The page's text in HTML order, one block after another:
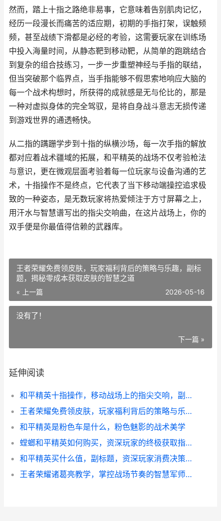
然而，踏上十指之路绝非易事，它意味着告别肌肉记忆，
经历一段漫长而痛苦的适应期，初期的手指打架，误触频
频，甚至战绩下滑都是必经的考验，这需要玩家在训练场
中投入海量时间，从静态靶到移动靶，从简单的跑跳结合
到复杂的组合技练习，一步一步重塑神经与手指的联结，
但当突破那个临界点，当手指能够不假思索地响应大脑的
每一个战术构想时，所获得的成就感是无与伦比的，那是
一种对虚拟身体的完全驾驭，是将自身战斗意志无损传递
到游戏世界的通透畅快。
从二指的蹒跚学步到十指的纵横沙场，每一次手指的解放
都对应着战术疆域的拓展，和平精英的战场不仅考验枪法
与意识，更在微观层面考验着每一位玩家与设备沟通的艺
术，十指操作不是终点，它代表了当下移动端操控追求极
致的一种姿态，是无数玩家将热爱倾注于方寸屏幕之上，
用汗水与智慧谱写出的指尖交响曲，在这片战场上，你的
双手便是你最值得信赖的武器库。
王者荣耀免费领皮肤，玩家福利背后的策略与乐趣，副标
题，揭秘零成本获取皮肤的智慧之道
« 上一篇 2026-05-16
没有了！
下一篇 »
延伸阅读
和平精英十指操作，移动战场上的指尖交响，副标题，从二指禅到十面埋伏的操控进化
王者荣耀免费领皮肤，玩家福利背后的策略与乐趣，副标题，揭秘零成本获取皮肤的智慧之道
和平精英是粉色车是什么，粉色魅影的战术美学
螳螂和平精英如何购买，资深玩家的终极获取指南，副标题，从零到精通的皮肤获取全解析
和平精英买什么值，副标题，资深玩家消费决策全面解析
王者荣耀诸葛亮教学，掌控战场节奏的智慧军师副标题，运筹帷幄决胜千里